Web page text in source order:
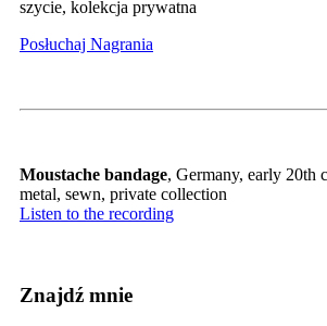
szycie, kolekcja prywatna
Posłuchaj Nagrania
Moustache bandage, Germany, early 20th
metal, sewn, private collection
Listen to the recording
Znajdź mnie